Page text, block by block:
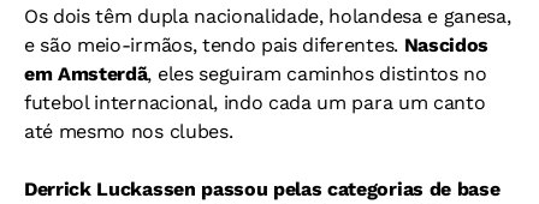
Os dois têm dupla nacionalidade, holandesa e ganesa,
e são meio-irmãos, tendo pais diferentes. Nascidos
em Amsterdã, eles seguiram caminhos distintos no
futebol internacional, indo cada um para um canto
até mesmo nos clubes.
Derrick Luckassen passou pelas categorias de base